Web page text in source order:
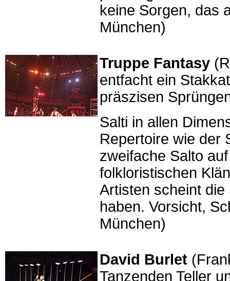
keine Sorgen, das
München)
Truppe Fantasy
entfacht ein
präszisen
Salti in allen
Repertoire wie der
zweifache Salto
folkloristischen
Artisten scheint
haben. Vorsicht,
München)
David Burlet
Tanzenden Teller